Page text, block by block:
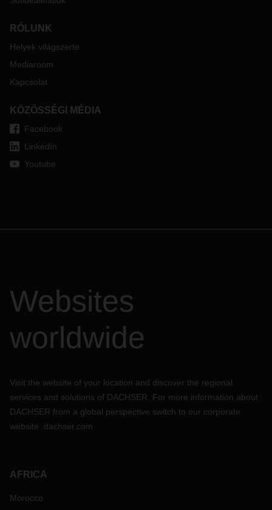
RÓLUNK
Helyek világszerte
Mediaroom
Kapcsolat
KÖZÖSSÉGI MÉDIA
Facebook
LinkedIn
Youtube
Websites
worldwide
Visit the website of your location and discover the regional
services and solutions of DACHSER. For more information about
DACHSER from a global perspective switch to our corporate
website: dachser.com
AFRICA
Morocco